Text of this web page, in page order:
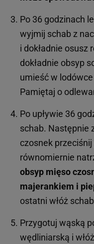
Po 36 godzinach
wyjmij schab z
i dokładnie osusz
dokładnie obsyp
umieść w lodówce
Pamiętaj o
Po upływie 36
schab. Następnie
czosnek
równomiernie
obsyp mięso
majerankiem i
ostatni włóż
Przygotuj wąską
wędliniarską i